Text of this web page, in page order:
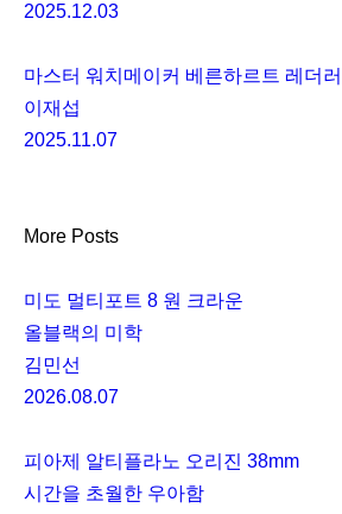
2025.12.03
마스터 워치메이커 베른하르트 레더
이재섭
2025.11.07
More Posts
미도 멀티포트 8 원 크라운
올블랙의 미학
김민선
2026.08.07
피아제 알티플라노 오리진 38mm
시간을 초월한 우아함